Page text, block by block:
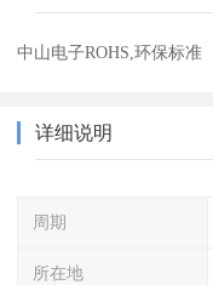
中山电子ROHS,环保标准
详细说明
周期
所在地